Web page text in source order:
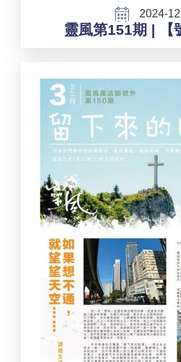
2024-
靈風第151期 | 【